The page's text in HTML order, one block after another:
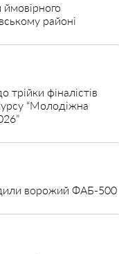
районі
фіналістів
“Молодіжна
ворожий ФАБ-500